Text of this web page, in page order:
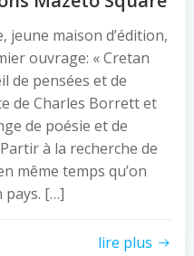
jeune maison d’édition,
ouvrage: « Cretan
de pensées et de
de Charles Borrett et
de poésie et de
à la recherche de
même temps qu’on
pays. […]
lire plus